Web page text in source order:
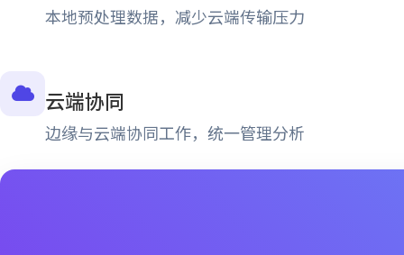
本地预处理数据，减少云端传输压力
云端协同
边缘与云端协同工作，统一管理分析